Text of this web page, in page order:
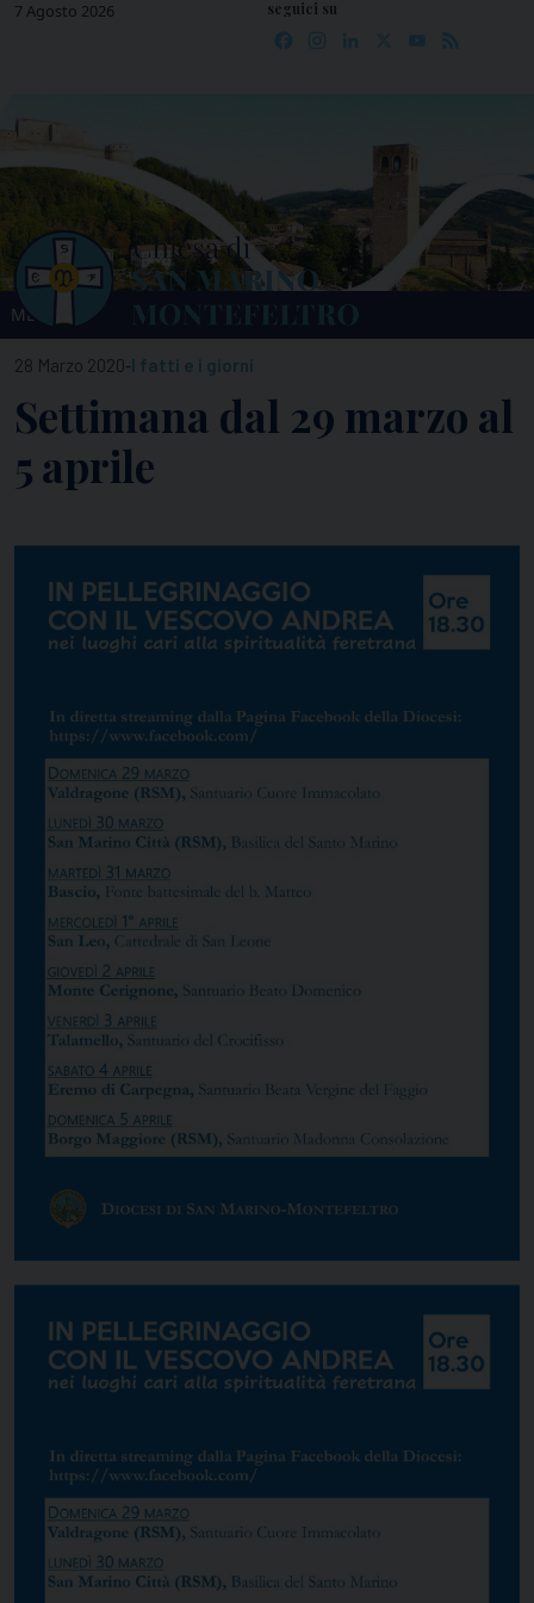
Skip7 Agosto 2026 seguici su
Facebook
Instagram
LinkedIn YouTube
MENU
28 Marzo 2020-I fatti e i giorni
Settimana dal 29 marzo al
5 aprile